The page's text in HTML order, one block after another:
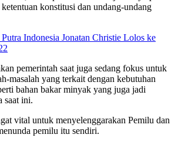
konstitusi dan undang-undang
Indonesia Jonatan Christie Lolos ke
pemerintah saat juga sedang fokus untuk
masalah yang terkait dengan kebutuhan
bahan bakar minyak yang juga jadi
saat ini.
vital untuk menyelenggarakan Pemilu dan
pemilu itu sendiri.